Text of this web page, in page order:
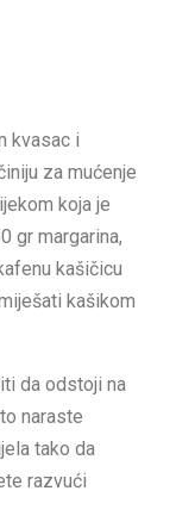
kvasac i
za mućenje
koja je
gr margarina,
kašičicu
kašikom
da odstoji na
naraste
tako da
razvući